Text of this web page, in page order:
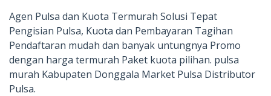
Agen Pulsa dan Kuota Termurah Solusi Tepat
Pengisian Pulsa, Kuota dan Pembayaran Tagihan
Pendaftaran mudah dan banyak untungnya Promo
dengan harga termurah Paket kuota pilihan. pulsa
murah Kabupaten Donggala Market Pulsa Distributor
Pulsa.